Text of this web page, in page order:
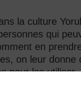
la culture
qui
en
on leur
pour les